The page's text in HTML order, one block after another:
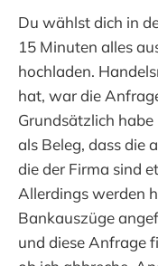
Du wählst dich in
15 Minuten alles
hochladen.
hat, war die
Grundsätzlich
als Beleg, dass die
die der Firma sind
Allerdings werden
Bankauszüge
und diese Anfrage